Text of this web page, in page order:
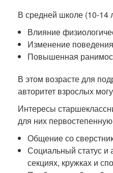
В средней школе (10-14
Влияние
Изменение
Повышенная
В этом возрасте для
авторитет взрослых
Интересы
для них
Общение со
Социальный статус и
секциях, кружках и